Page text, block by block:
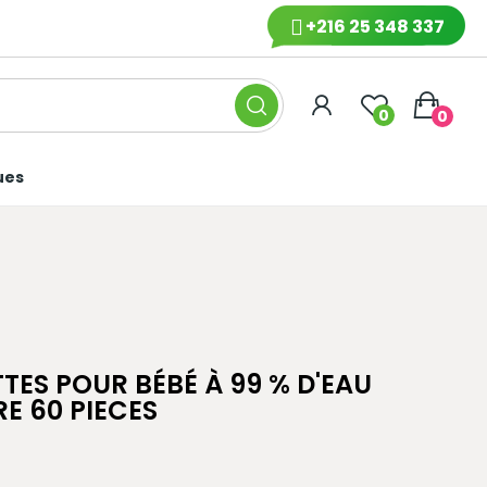
+216 25 348 337
0 0
POUR BÉBÉ À 99 % D'EAU
60 PIECES